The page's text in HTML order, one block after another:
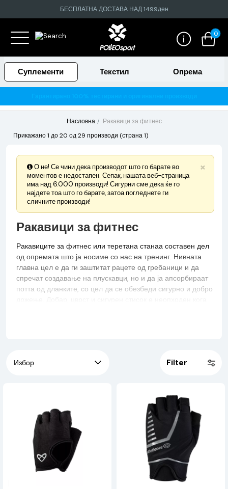
БЕСПЛАТНА ДОСТАВА НАД 1499ден
0
Суплементи Текстил Опрема
Насловна
Ракавици за фитнес
Прикажано 1 до 20 од 29 производи (страна 1)
О не! Се чини дека производот што го барате во
моментов е недостапен. Сепак, нашата веб-страница
има над 6.000 производи! Сигурни сме дека ќе го
најдете тоа што го барате, затоа погледнете ги
сличните производи!
×
Ракавици за фитнес
Ракавиците за фитнес или теретана станаа составен дел
од опремата што ја носиме со нас на тренинг. Нивната
главна цел е да ги заштитат рацете од гребаници и да
спречат создавање на плускавци, но и да ја апсорбираат
потта од дланките, со цел да се обезбеди сигурно и добро
намалување на можноста за повреда. За припадничките на
DC Comics, бидејќи ние сме носители на лиценцата на
Warner bros.
Filter